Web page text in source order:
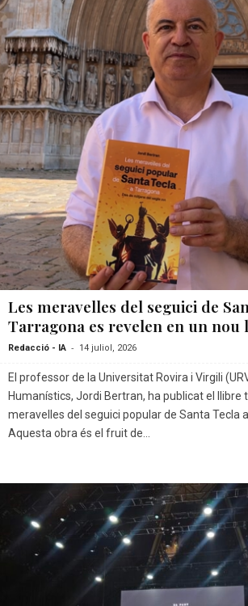
Les meravelles del seguici de
Tarragona es revelen en un nou
Redacció - IA - 14 juliol, 2026
El professor de la Universitat Rovira i Virgili
Humanístics, Jordi Bertran, ha publicat el llibre
meravelles del seguici popular de Santa Tecla
Aquesta obra és el fruit de...